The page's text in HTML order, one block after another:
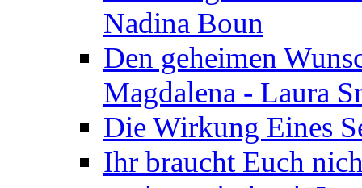
Nadina Boun
Den geheimen
Magdalena - Laura
Die Wirkung Eines
Ihr braucht Euch